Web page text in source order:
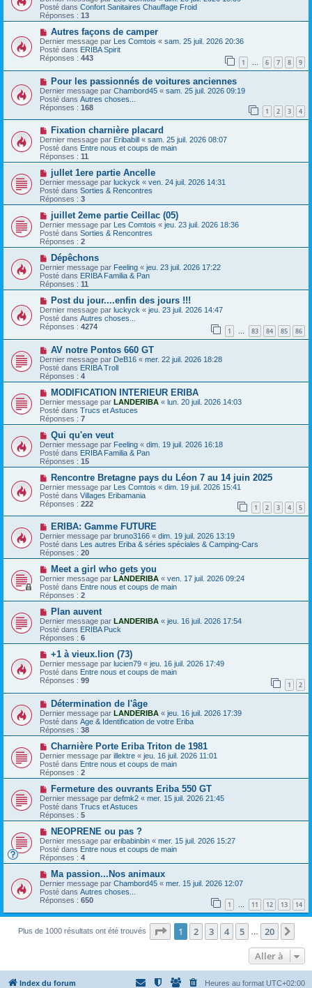
e
m
e
s
a
g
e
u
v
e
u
m
e
s
s
a
g
e
Posté dans Confort Sanitaires Chauffage Froid
Réponses : 13
N
o
u
v
e
a
u
m
e
s
s
a
e
Autres façons de camper
Dernier message par Les Comtois « sam. 25 juil. 2026 20:36
Posté dans ERIBA Spirit
Réponses : 443 1 … 6 7 8 9
N
o
u
v
e
a
m
e
s
s
a
g
e
Pour les passionnés de voitures anciennes
Dernier message par Chambord45 « sam. 25 juil. 2026 09:19
Posté dans Autres choses...
Réponses : 168 1 2 3 4
N
o
u
v
e
a
u
m
e
s
s
a
g
e
Fixation charnière placard
Dernier message par Eribabill « sam. 25 juil. 2026 08:07
Posté dans Entre nous et coups de main
Réponses : 11
N
o
u
v
e
a
u
m
e
s
s
a
g
e
jullet 1ere partie Ancelle
Dernier message par luckyck « ven. 24 juil. 2026 14:31
Posté dans Sorties & Rencontres
Réponses : 3
N
o
u
v
e
a
u
m
e
s
s
a
g
e
juillet 2eme partie Ceillac (05)
Dernier message par Les Comtois « jeu. 23 juil. 2026 18:36
Posté dans Sorties & Rencontres
Réponses : 2
N
o
u
v
e
a
u
m
e
s
s
a
g
e
Dépêchons
Dernier message par Feeling « jeu. 23 juil. 2026 17:22
Posté dans ERIBA Familia & Pan
Réponses : 11
N
o
u
v
e
a
u
m
e
s
s
a
g
e
Post du jour....enfin des jours !!!
Dernier message par luckyck « jeu. 23 juil. 2026 14:47
Posté dans Autres choses...
Réponses : 4274 1 … 83 84 85 86
N
o
u
v
e
a
u
m
e
s
s
a
g
e
AV notre Pontos 660 GT
Dernier message par DeB16 « mer. 22 juil. 2026 18:28
Posté dans ERIBA Troll
Réponses : 4
N
o
u
v
e
a
m
e
s
s
a
g
e
MODIFICATION INTERIEUR ERIBA
Dernier message par LANDERIBA « lun. 20 juil. 2026 14:03
Posté dans Trucs et Astuces
Réponses : 7
N
o
u
v
e
a
u
m
e
s
s
a
g
e
Qui qu'en veut
Dernier message par Feeling « dim. 19 juil. 2026 16:18
Posté dans ERIBA Familia & Pan
Réponses : 15
N
o
u
v
e
a
m
e
s
s
a
g
e
Rencontre Bretagne pays du Léon 7 au 14 juin 2025
Dernier message par Les Comtois « dim. 19 juil. 2026 15:41
Posté dans Villages Eribamania
Réponses : 222 1 2 3 4 5
N
o
u
v
e
a
u
m
e
s
s
a
g
e
ERIBA: Gamme FUTURE
Dernier message par bruno3166 « dim. 19 juil. 2026 13:19
Posté dans Les autres Eriba & séries spéciales & Camping-Cars
Réponses : 20
N
o
u
v
e
a
u
m
e
s
g
e
Meet a girl who gets you
Dernier message par LANDERIBA « ven. 17 juil. 2026 09:24
Posté dans Entre nous et coups de main
Réponses : 2
N
o
u
v
e
a
u
m
e
s
s
a
g
e
Plan auvent
Dernier message par LANDERIBA « jeu. 16 juil. 2026 17:54
Posté dans ERIBA Puck
Réponses : 6
N
o
u
v
e
a
m
e
s
s
a
g
e
+1 à vieux.lion (73)
Dernier message par lucien79 « jeu. 16 juil. 2026 17:49
Posté dans Entre nous et coups de main
Réponses : 99 1 2
N
o
u
v
e
a
m
e
s
s
a
g
e
Détermination de l'âge
Dernier message par LANDERIBA « jeu. 16 juil. 2026 17:39
Posté dans Age & Identification de votre Eriba
Réponses : 38
N
o
u
v
e
a
u
m
e
s
s
a
g
e
Charnière Porte Eriba Triton de 1981
Dernier message par illektre « jeu. 16 juil. 2026 11:01
Posté dans Entre nous et coups de main
Réponses : 2
N
o
u
v
e
a
u
m
e
s
s
a
g
e
Fermeture des ouvrants Eriba 550 GT
Dernier message par defmk2 « mer. 15 juil. 2026 21:45
Posté dans Trucs et Astuces
Réponses : 5
N
o
u
v
e
a
u
m
e
s
s
g
NEOPRENE ou pas ?
Dernier message par eribabinbin « mer. 15 juil. 2026 15:27
Posté dans Entre nous et coups de main
Réponses : 4
N
o
u
v
e
a
m
g
e
Ma passion...Nos animaux
Dernier message par Chambord45 « mer. 15 juil. 2026 12:07
Posté dans Autres choses...
Réponses : 650 1 … 11 12 13 14
Plus de 1000 résultats ont été trouvés Page 1sur20
1 2 3 4 5 20
Aller à
Index du forum Heures au format UTC+02:00